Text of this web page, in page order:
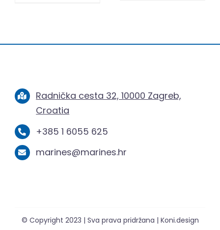
Radnička cesta 32, 10000 Zagreb,
Croatia
+385 1 6055 625
marines@marines.hr
© Copyright 2023 | Sva prava pridržana | Koni.design